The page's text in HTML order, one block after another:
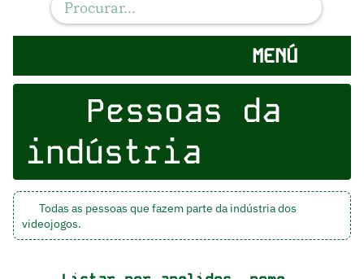
MENÚ
Pessoas da
indústria
Todas as pessoas que fazem parte da indústria dos
videojogos.